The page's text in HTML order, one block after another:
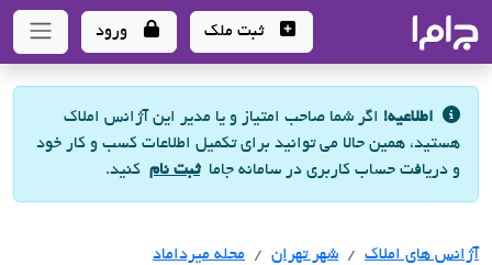
- سامانه جامع املاک و مشاورین املاک
ثبت ملک ورود
اطلاعیه! اگر شما صاحب امتیاز و یا مدیر این آژانس املاک
هستید، همین حالا می توانید برای تکمیل اطلاعات کسب و کار خود
و دریافت حساب کاربری در سامانه جاماثبت نام کنید.
آژانس های املاک آژانس های املاک
شهر تهران آژانس های املاک
محله میرداماد